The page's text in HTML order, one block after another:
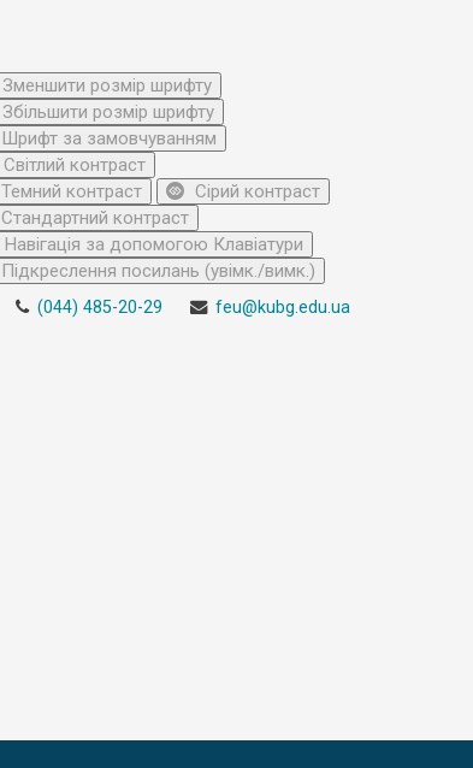
Зменшити розмір шрифту
Збільшити розмір шрифту
Шрифт за замовчуванням
Світлий контраст
Темний контраст
Сірий контраст
Стандартний контраст
Навігація за допомогою Клавіатури
Підкреслення посилань (увімк./вимк.)
(044) 485-20-29 feu@kubg.edu.ua